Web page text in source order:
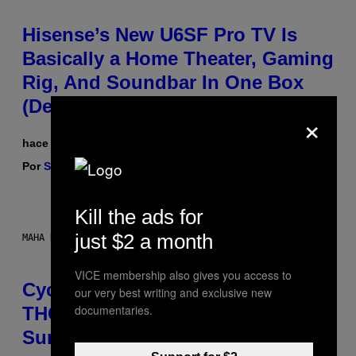
Hisense’s New U6SF Pro TV Is
Basically a Home Theater, Gaming
Rig, And Soundbar In One Box
(Deal Alert!)
hace 1 minuto
PorSam Watanuki| Reviewed by
MAHA HAQ FOR VICE
Cycling Frog’s Tropical Punch
THC Seltzer Is Like an Adult Capri
Sun (That Gets You High)
×
Kill the ads for
just $2 a month
VICE membership also gives you access to
our very best writing and exclusive new
documentaries.